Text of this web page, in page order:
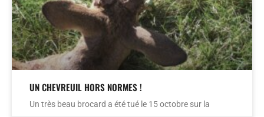
UN CHEVREUIL HORS NORMES !
Un très beau brocard a été tué le 15 octobre sur la